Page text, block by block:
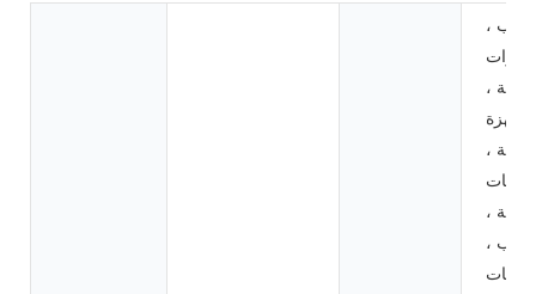
،
وأدوات
،
،
،
،